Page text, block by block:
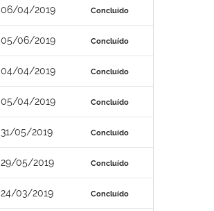
06/04/2019 Concluído
05/06/2019 Concluído
04/04/2019 Concluído
05/04/2019 Concluído
31/05/2019 Concluído
29/05/2019 Concluído
24/03/2019 Concluído